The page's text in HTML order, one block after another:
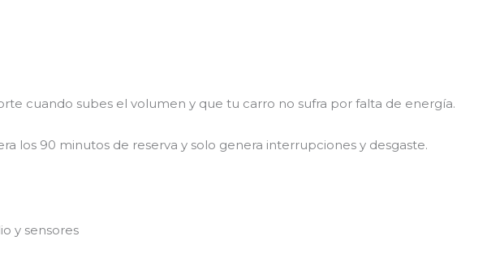
cuando subes el volumen y que tu carro no sufra por falta de energía.
los 90 minutos de reserva y solo genera interrupciones y desgaste.
y sensores